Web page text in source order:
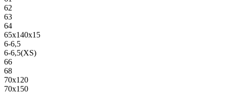
62
63
64
65х140х15
6-6,5
6-6,5(XS)
66
68
70х120
70х150